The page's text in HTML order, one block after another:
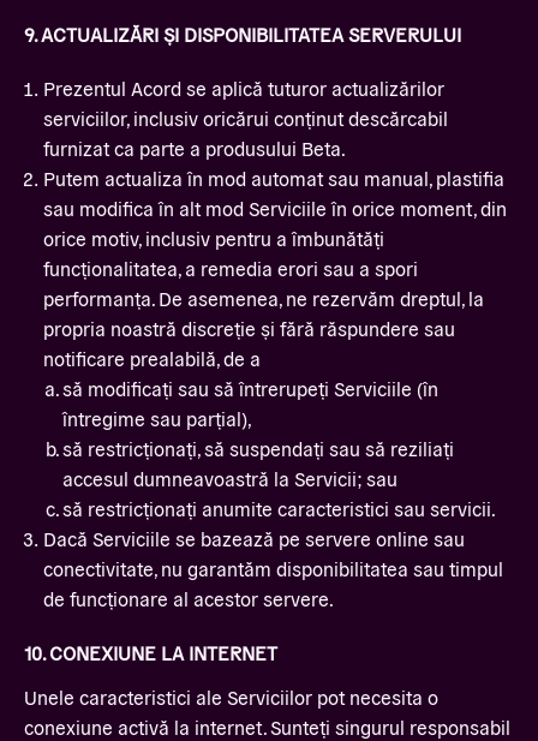
9. ACTUALIZĂRI ȘI DISPONIBILITATEA SERVERULUI
Prezentul Acord se aplică tuturor actualizărilor
serviciilor, inclusiv oricărui conținut descărcabil
furnizat ca parte a produsului Beta.
Putem actualiza în mod automat sau manual, plastifia
sau modifica în alt mod Serviciile în orice moment, din
orice motiv, inclusiv pentru a îmbunătăți
funcționalitatea, a remedia erori sau a spori
performanța. De asemenea, ne rezervăm dreptul, la
propria noastră discreție și fără răspundere sau
notificare prealabilă, de a
să modificați sau să întrerupeți Serviciile (în
întregime sau parțial),
să restricționați, să suspendați sau să reziliați
accesul dumneavoastră la Servicii; sau
să restricționați anumite caracteristici sau servicii.
Dacă Serviciile se bazează pe servere online sau
conectivitate, nu garantăm disponibilitatea sau timpul
de funcționare al acestor servere.
10. CONEXIUNE LA INTERNET
Unele caracteristici ale Serviciilor pot necesita o
conexiune activă la internet. Sunteți singurul responsabil